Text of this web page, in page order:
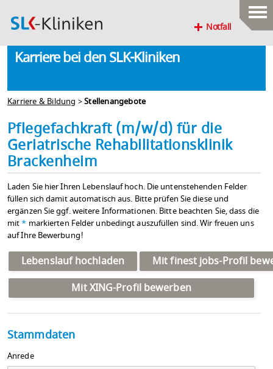
Notfall
Karriere bei den SLK-Kliniken
Karriere & Bildung >Stellenangebote
Pflegefachkraft (m/w/d) für die
Geriatrische Rehabilitationsklinik
Brackenheim
Laden Sie hier Ihren Lebenslauf hoch. Die untenstehenden Felder
füllen sich damit automatisch aus. Bitte prüfen Sie diese und
ergänzen Sie ggf. weitere Informationen. Bitte beachten Sie, dass die
mit * markierten Felder unbedingt auszufüllen sind. Wir freuen uns
auf Ihre Bewerbung!
Lebenslauf hochladen
Mit finest jobs-Profil
Mit XING-Profil bewerben
Stammdaten
Anrede